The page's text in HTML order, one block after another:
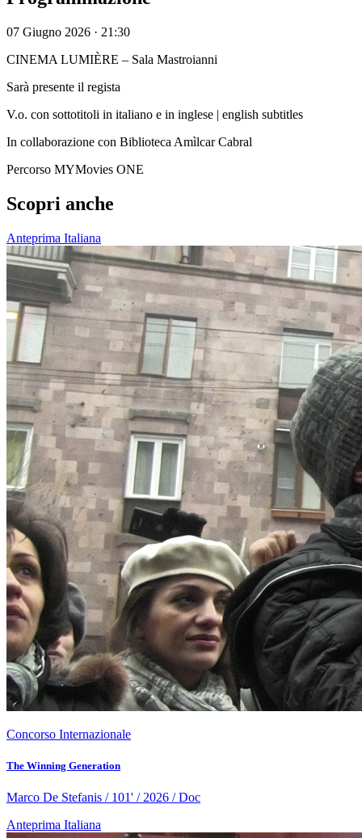
07 Giugno 2026 · 21:30
CINEMA LUMIÈRE – Sala Mastroianni
Sarà presente il regista
V.o. con sottotitoli in italiano e in inglese | english subtitles
In collaborazione con Biblioteca Amìlcar Cabral
Percorso MYMovies ONE
Scopri anche
Anteprima Italiana
Concorso Internazionale
The Winning Generation
Marco De Stefanis / 101' / 2026 / Doc
Anteprima Italiana